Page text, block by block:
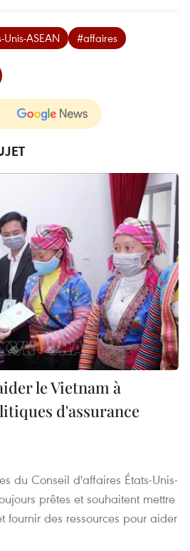
ASEAN #affaires
le Vietnam à
d'assurance
du Conseil d'affaires États-Unis-
prêtes et souhaitent mettre
des ressources pour aider